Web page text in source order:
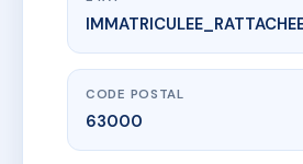
www.vme.plus/
30 r marechal de lattre et
63000 Clermont-
CODE POSTAL
63000